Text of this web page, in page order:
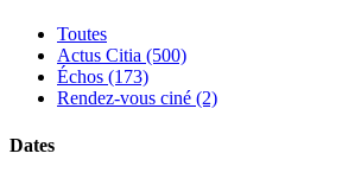
Toutes
Actus Citia (500)
Échos (173)
Rendez-vous ciné (2)
Dates